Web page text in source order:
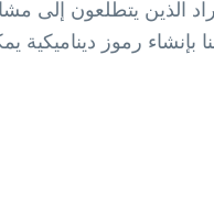
الذين يتطلعون إلى